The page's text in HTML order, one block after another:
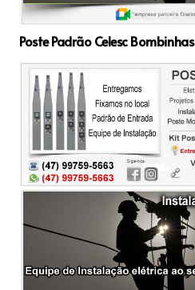
Poste Padrão Celesc Bombinhas